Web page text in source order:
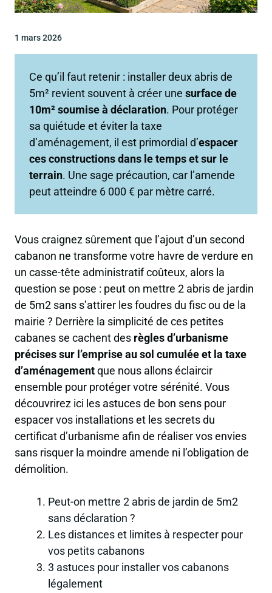
1 mars 2026
Ce qu’il faut retenir : installer deux abris de
5m² revient souvent à créer une surface de
10m² soumise à déclaration. Pour protéger
sa quiétude et éviter la taxe
d’aménagement, il est primordial d’espacer
ces constructions dans le temps et sur le
terrain. Une sage précaution, car l’amende
peut atteindre 6 000 € par mètre carré.
Vous craignez sûrement que l’ajout d’un second
cabanon ne transforme votre havre de verdure en
un casse-tête administratif coûteux, alors la
question se pose : peut on mettre 2 abris de jardin
de 5m2 sans s’attirer les foudres du fisc ou de la
mairie ? Derrière la simplicité de ces petites
cabanes se cachent des règles d’urbanisme
précises sur l’emprise au sol cumulée et la taxe
d’aménagementque nous allons éclaircir
ensemble pour protéger votre sérénité. Vous
découvrirez ici les astuces de bon sens pour
espacer vos installations et les secrets du
certificat d’urbanisme afin de réaliser vos envies
sans risquer la moindre amende ni l’obligation de
démolition.
Peut-on mettre 2 abris de jardin de 5m2
sans déclaration ?
Les distances et limites à respecter pour
vos petits cabanons
3 astuces pour installer vos cabanons
légalement